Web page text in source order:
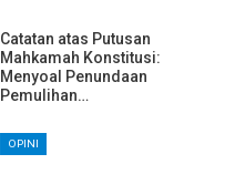
Catatan atas Putusan
Mahkamah Konstitusi:
Menyoal Penundaan
Pemulihan…
OPINI